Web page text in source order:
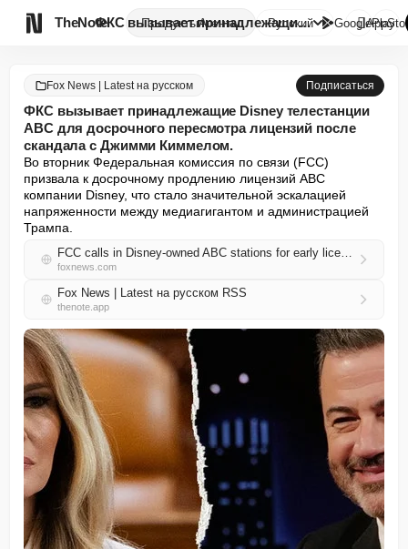
TheNote ПродуктыАгенты ФКС вызывает принадлежащие Dis...
Русский GooglePlay

Fox News | Latest на русском Подписаться
ФКС вызывает принадлежащие Disney телестанции
ABC для досрочного пересмотра лицензий после
скандала с Джимми Киммелом.
Во вторник Федеральная комиссия по связи (FCC)
призвала к досрочному продлению лицензий ABC
компании Disney, что стало значительной эскалацией
напряженности между медиагигантом и администрацией
Трампа.
FCC calls in Disney-owned ABC stations for early license review in wake of Jimmy Kimmel controversy
foxnews.com
Fox News | Latest на русском RSS
thenote.app